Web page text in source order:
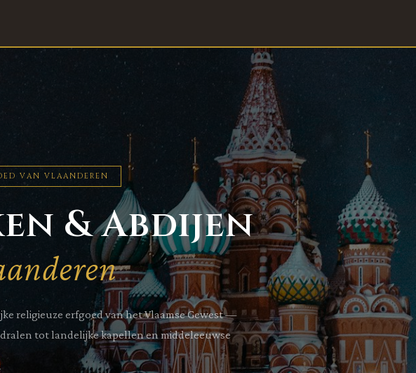
VAN VLAANDEREN
& Abdijen
religieuze erfgoed van het Vlaamse Gewest —
tot landelijke kapellen en middeleeuwse